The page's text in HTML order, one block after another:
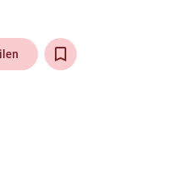
arrow_right